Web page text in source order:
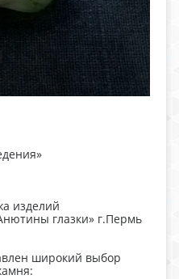
изделий
глазки» г.Пермь
широкий выбор